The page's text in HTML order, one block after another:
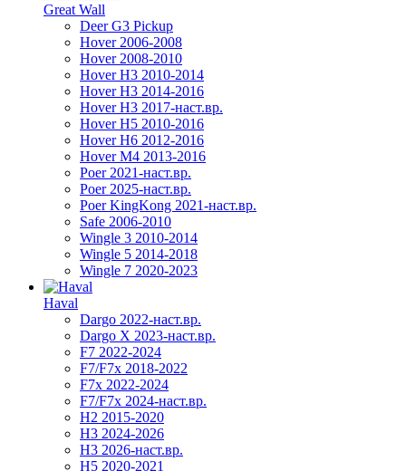
Great Wall
Deer G3 Pickup
Hover 2006-2008
Hover 2008-2010
Hover H3 2010-2014
Hover H3 2014-2016
Hover H3 2017-наст.вр.
Hover H5 2010-2016
Hover H6 2012-2016
Hover M4 2013-2016
Poer 2021-наст.вр.
Poer 2025-наст.вр.
Poer KingKong 2021-наст.вр.
Safe 2006-2010
Wingle 3 2010-2014
Wingle 5 2014-2018
Wingle 7 2020-2023
Haval
Dargo 2022-наст.вр.
Dargo X 2023-наст.вр.
F7 2022-2024
F7/F7x 2018-2022
F7x 2022-2024
F7/F7x 2024-наст.вр.
H2 2015-2020
H3 2024-2026
H3 2026-наст.вр.
H5 2020-2021